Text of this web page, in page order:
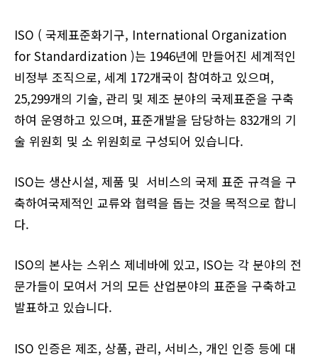
ISO ( 국제표준화기구, International Organization
for Standardization )는 1946년에 만들어진 세계적인
비정부 조직으로, 세계 172개국이 참여하고 있으며,
25,299개의 기술, 관리 및 제조 분야의 국제표준을 구축
하여 운영하고 있으며, 표준개발을 담당하는 832개의 기
술 위원회 및 소 위원회로 구성되어 있습니다.
ISO는 생산시설, 제품 및 서비스의 국제 표준 규격을 구
축하여국제적인 교류와 협력을 돕는 것을 목적으로 합니
다.
ISO의 본사는 스위스 제네바에 있고, ISO는 각 분야의 전
문가들이 모여서 거의 모든 산업분야의 표준을 구축하고
발표하고 있습니다.
ISO 인증은 제조, 상품, 관리, 서비스, 개인 인증 등에 대